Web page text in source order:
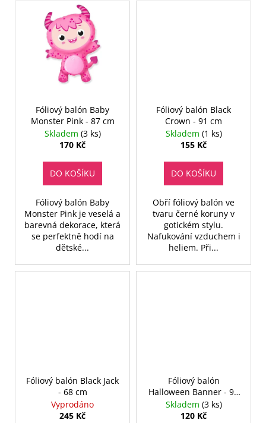
Fóliový balón Baby
Monster Pink - 87 cm
Skladem (3 ks)
170 Kč
DO KOŠÍKU
Fóliový balón Baby
Monster Pink je veselá a
barevná dekorace, která
se perfektně hodí na
dětské...
Fóliový balón Black
Crown - 91 cm
Skladem (1 ks)
155 Kč
DO KOŠÍKU
Obří fóliový balón ve
tvaru černé koruny v
gotickém stylu.
Nafukování vzduchem i
heliem. Při...
Fóliový balón Black Jack
- 68 cm
Vyprodáno
245 Kč
Fóliový balón
Halloween Banner - 91
cm
Skladem (3 ks)
120 Kč